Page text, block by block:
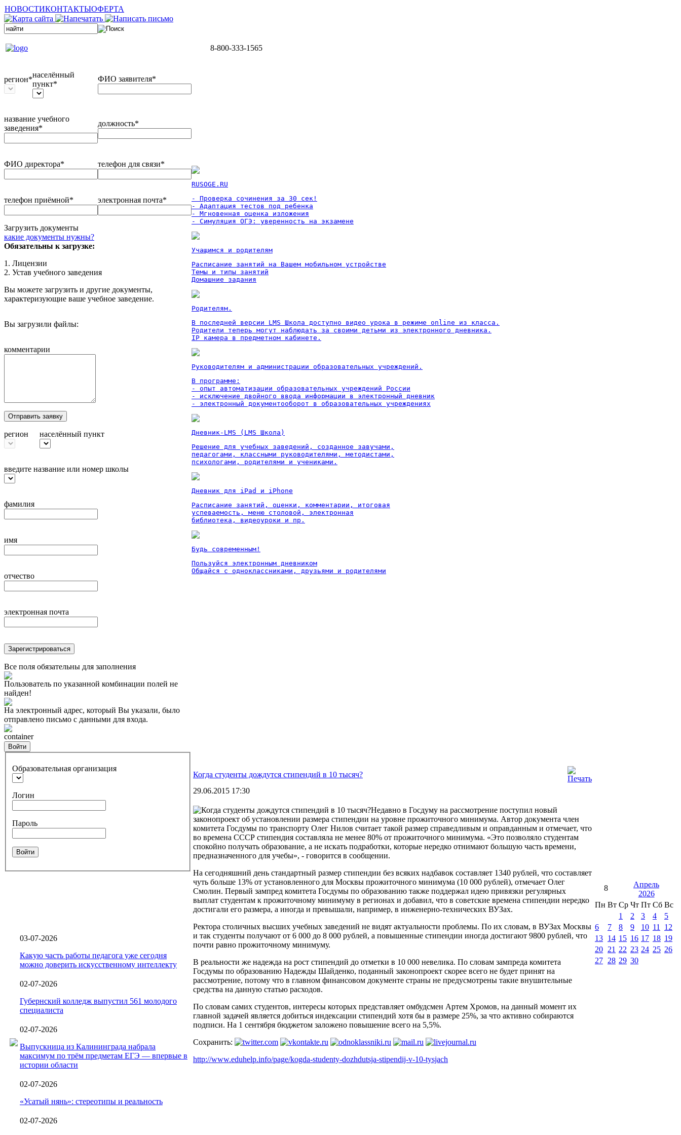
НОВОСТИКОНТАКТЫОФЕРТА
8-800-333-1565
регион*
населённый
пункт*
ФИО заявителя*
название учебного
заведения*
должность*
ФИО директора* телефон для связи*
телефон приёмной* электронная почта*
Загрузить документы
какие документы нужны?
Обязательны к загрузке:
1. Лицензии
2. Устав учебного заведения
Вы можете загрузить и другие документы,
характеризующие ваше учебное заведение.
Вы загрузили файлы:
комментарии
Отправить заявку
регион населённый пункт
введите название или номер школы
фамилия
имя
отчество
электронная почта
Зарегистрироваться
Все поля обязательны для заполнения
Пользователь по указанной комбинации полей не
найден!
На электронный адрес, который Вы указали, было
отправлено письмо с данными для входа.
container
Войти
Образовательная организация
Логин
Пароль
Войти
03-07-2026
Какую часть работы педагога уже сегодня
можно доверить искусственному интеллекту
02-07-2026
Губернский колледж выпустил 561 молодого
специалиста
02-07-2026
Выпускница из Калининграда набрала
максимум по трём предметам ЕГЭ — впервые в
истории области
02-07-2026
«Усатый нянь»: стереотипы и реальность
02-07-2026
RUSOGE.RU
- Проверка сочинения за 30 сек!
- Адаптация тестов под ребенка
- Мгновенная оценка изложения
- Симуляция ОГЭ: уверенность на экзамене
Учащимся и родителям
Расписание занятий на Вашем мобильном устройстве
Темы и типы занятий
Домашние задания
Родителям.
В последней версии LMS Школа доступно видео урока в режиме online из класса.
Родители теперь могут наблюдать за своими детьми из электронного дневника.
IP камера в предметном кабинете.
Руководителям и администрации образовательных учреждений.
В программе:
- опыт автоматизации образовательных учреждений России
- исключение двойного ввода информации в электронный дневник
- электронный документооборот в образовательных учреждениях
Дневник-LMS (LMS Школа)
Решение для учебных заведений, созданное завучами,
педагогами, классными руководителями, методистами,
психологами, родителями и учениками.
Дневник для iPad и iPhone
Расписание занятий, оценки, комментарии, итоговая
успеваемость, меню столовой, электронная
библиотека, видеоуроки и пр.
Будь современным!
Пользуйся электронным дневником
Общайся с одноклассниками, друзьями и родителями
Когда студенты дождутся стипендий в 10 тысяч?
29.06.2015 17:30
Недавно в Госдуму на рассмотрение поступил новый
законопроект об установлении размера стипендии на уровне прожиточного минимума. Автор документа член
комитета Госдумы по транспорту Олег Нилов считает такой размер справедливым и оправданным и отмечает, что
во времена СССР стипендия составляла не менее 80% от прожиточного минимума. «Это позволяло студентам
спокойно получать образование, а не искать подработки, которые нередко отнимают большую часть времени,
предназначенного для учебы», - говорится в сообщении.
На сегодняшний день стандартный размер стипендии без всяких надбавок составляет 1340 рублей, что составляет
чуть больше 13% от установленного для Москвы прожиточного минимума (10 000 рублей), отмечает Олег
Смолин. Первый зампред комитета Госдумы по образованию также поддержал идею привязки регулярных
выплат студентам к прожиточному минимуму в регионах и добавил, что в советские времена стипендии нередко
достигали его размера, а иногда и превышали, например, в инженерно-технических ВУЗах.
Ректора столичных высших учебных заведений не видят актуальности проблемы. По их словам, в ВУЗах Москвы
и так студенты получают от 6 000 до 8 000 рублей, а повышенные стипендии иногда достигают 9800 рублей, что
почти равно прожиточному минимуму.
В реальности же надежда на рост стипендий до отметки в 10 000 невелика. По словам зампреда комитета
Госдумы по образованию Надежды Шайденко, поданный законопроект скорее всего не будет принят на
рассмотрение, потому что в главном финансовом документе страны не предусмотрены такие внушительные
средства на данную статью расходов.
По словам самих студентов, интересы которых представляет омбудсмен Артем Хромов, на данный момент их
главной задачей является добиться индексации стипендий хотя бы в размере 25%, за что активно собираются
подписи. На 1 сентября бюджетом заложено повышение всего на 5,5%.
Сохранить:
http://www.eduhelp.info/page/kogda-studenty-dozhdutsja-stipendij-v-10-tysjach
8
Апрель
2026
Пн Вт Ср Чт Пт Сб Вс
1
2 3 4
5
6
7 8 9 10 11
12
13 14 15 16 17 18 19
20 21 22 23 24 25 26
27 28 29 30